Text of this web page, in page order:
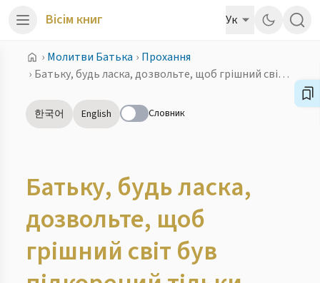
Вісім книг Ук
› Молитви Батька › Прохання
›
Батьку, будь ласка, дозвольте, щоб грішний світ був підкорений тільки Вашим Шімджон
한국어 English Словник
Батьку, будь ласка,
дозвольте, щоб
грішний світ був